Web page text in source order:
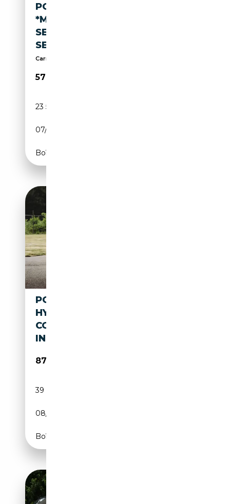
PORSCHE 718 718 BOXSTER
*MANUAL *BOSE *14 WAY
SEATS *CAMERA *COOLING
SEATS *DRIVE ASSIST
Carnet d'entretien complet Porsche
57 890€
23 580 km
07/2017
Boîte manuelle
PORSCHE CAYENNE COUPE E-
HYBRID PHEV/PANO/BI-
COLOR/VOLLEDER/LUCHTVER
ING/CHRONO/SPORTUITLAAT
87 900€
39 775 km
08/2024
Boîte automatique